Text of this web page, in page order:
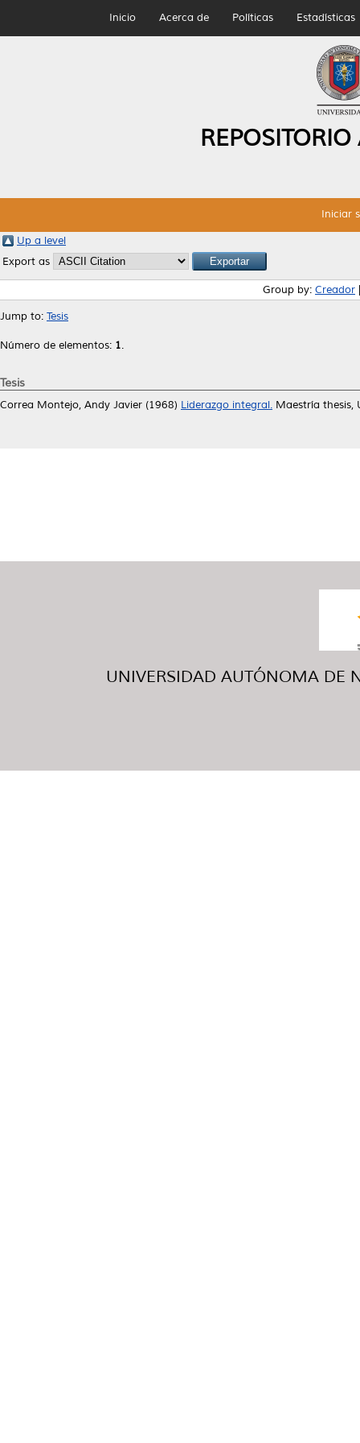
Inicio Acerca de Políticas Estadísticas
Iniciar
Up a level
Export as
Group by: Creador
Jump to: Tesis
Número de elementos: 1.
Tesis
Correa Montejo, Andy Javier (1968) Liderazgo integral. Maestría thesis,
UNIVERSIDAD AUTÓNOMA DE